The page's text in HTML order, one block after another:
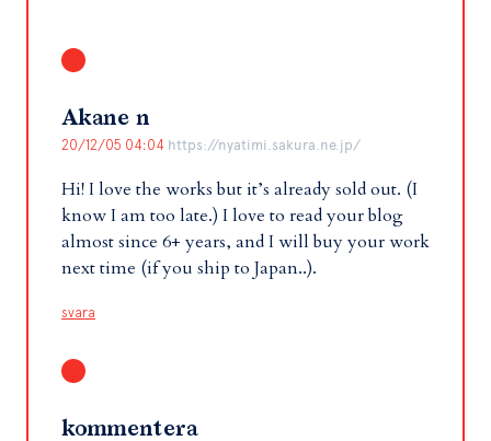
Akane n
20/12/05 04:04 https://nyatimi.sakura.ne.jp/
Hi! I love the works but it’s already sold out. (I
know I am too late.) I love to read your blog
almost since 6+ years, and I will buy your work
next time (if you ship to Japan..).
svara
kommentera